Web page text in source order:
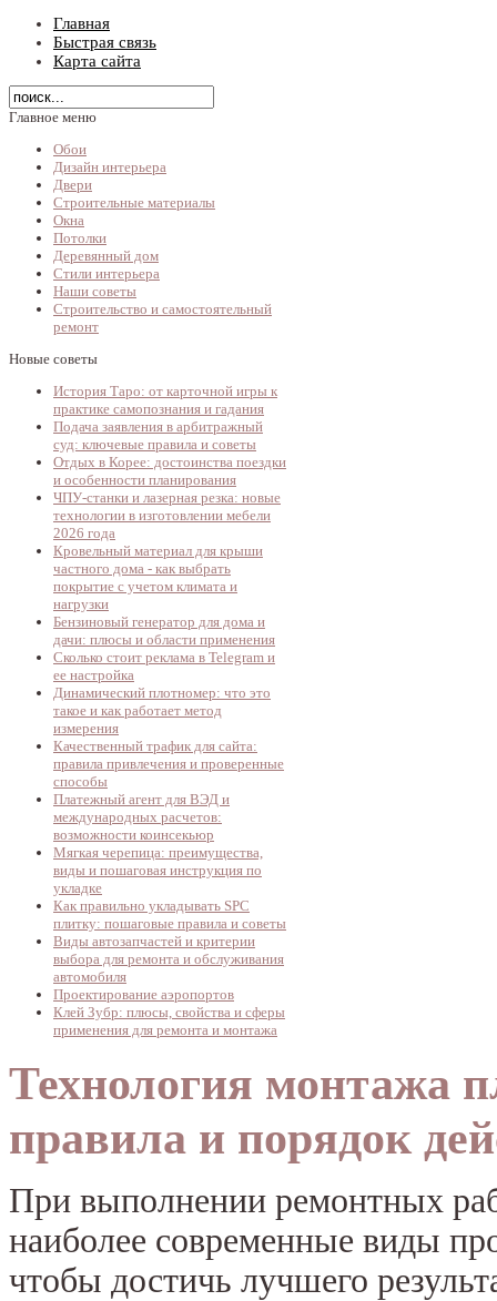
Главная
Быстрая связь
Карта сайта
Главное меню
Обои
Дизайн интерьера
Двери
Строительные материалы
Окна
Потолки
Деревянный дом
Стили интерьера
Наши советы
Строительство и самостоятельный
ремонт
Новые советы
История Таро: от карточной игры к
практике самопознания и гадания
Подача заявления в арбитражный
суд: ключевые правила и советы
Отдых в Корее: достоинства поездки
и особенности планирования
ЧПУ-станки и лазерная резка: новые
технологии в изготовлении мебели
2026 года
Кровельный материал для крыши
частного дома - как выбрать
покрытие с учетом климата и
нагрузки
Бензиновый генератор для дома и
дачи: плюсы и области применения
Сколько стоит реклама в Telegram и
ее настройка
Динамический плотномер: что это
такое и как работает метод
измерения
Качественный трафик для сайта:
правила привлечения и проверенные
способы
Платежный агент для ВЭД и
международных расчетов:
возможности коинсекьюр
Мягкая черепица: преимущества,
виды и пошаговая инструкция по
укладке
Как правильно укладывать SPC
плитку: пошаговые правила и советы
Виды автозапчастей и критерии
выбора для ремонта и обслуживания
автомобиля
Проектирование аэропортов
Клей Зубр: плюсы, свойства и сферы
применения для ремонта и монтажа
Технология монтажа
правила и порядок
При выполнении ремонтных
наиболее современные виды
чтобы достичь лучшего